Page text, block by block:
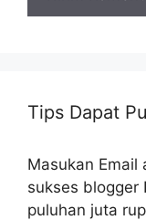
Tips Dapat
Masukan Email
sukses blogger
puluhan juta